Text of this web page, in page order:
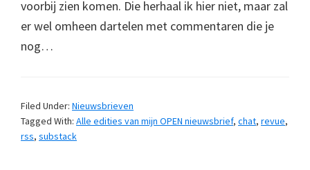
voorbij zien komen. Die herhaal ik hier niet, maar zal
er wel omheen dartelen met commentaren die je
nog…
Filed Under: Nieuwsbrieven
Tagged With: Alle edities van mijn OPEN nieuwsbrief, chat, revue,
rss, substack